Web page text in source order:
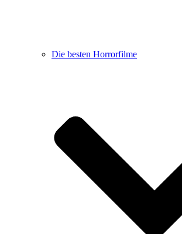
Die besten Horrorfilme